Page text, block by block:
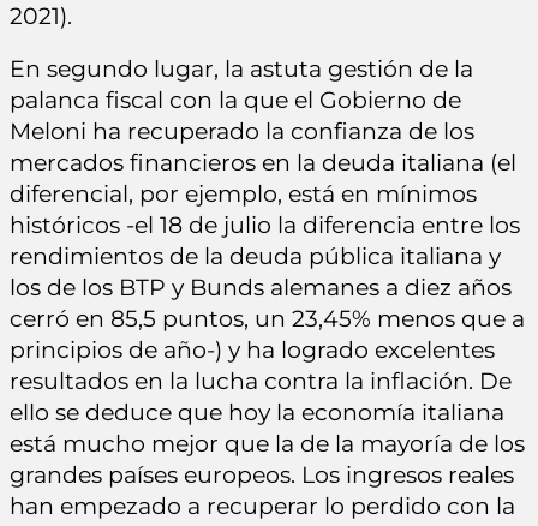
2021).
En segundo lugar, la astuta gestión de la
palanca fiscal con la que el Gobierno de
Meloni ha recuperado la confianza de los
mercados financieros en la deuda italiana (el
diferencial, por ejemplo, está en mínimos
históricos -el 18 de julio la diferencia entre los
rendimientos de la deuda pública italiana y
los de los BTP y Bunds alemanes a diez años
cerró en 85,5 puntos, un 23,45% menos que a
principios de año-) y ha logrado excelentes
resultados en la lucha contra la inflación. De
ello se deduce que hoy la economía italiana
está mucho mejor que la de la mayoría de los
grandes países europeos. Los ingresos reales
han empezado a recuperar lo perdido con la